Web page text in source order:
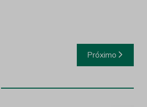
Próximo